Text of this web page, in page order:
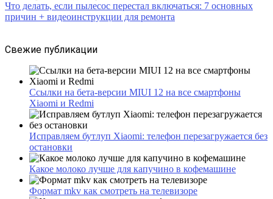
Что делать, если пылесос перестал включаться: 7 основных
причин + видеоинструкции для ремонта
Свежие публикации
Ссылки на бета-версии MIUI 12 на все смартфоны
Xiaomi и Redmi
Исправляем бутлуп Xiaomi: телефон перезагружается без
остановки
Какое молоко лучше для капучино в кофемашине
Формат mkv как смотреть на телевизоре